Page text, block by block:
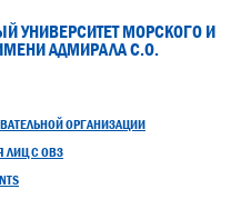
УНИВЕРСИТЕТ МОРСКОГО И
АДМИРАЛА С.О.
ОРГАНИЗАЦИИ
ЛИЦ С ОВЗ